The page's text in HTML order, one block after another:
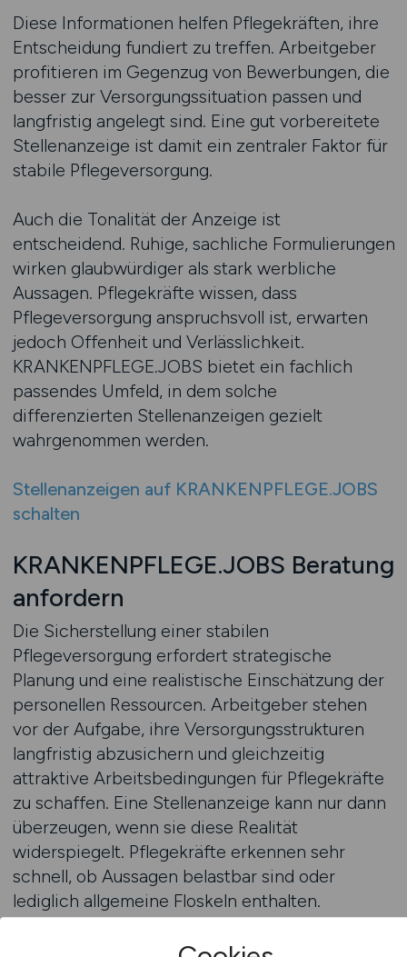
Diese Informationen helfen Pflegekräften, ihre
Entscheidung fundiert zu treffen. Arbeitgeber
profitieren im Gegenzug von Bewerbungen, die
besser zur Versorgungssituation passen und
langfristig angelegt sind. Eine gut vorbereitete
Stellenanzeige ist damit ein zentraler Faktor für
stabile Pflegeversorgung.
Auch die Tonalität der Anzeige ist
entscheidend. Ruhige, sachliche Formulierungen
wirken glaubwürdiger als stark werbliche
Aussagen. Pflegekräfte wissen, dass
Pflegeversorgung anspruchsvoll ist, erwarten
jedoch Offenheit und Verlässlichkeit.
KRANKENPFLEGE.JOBS bietet ein fachlich
passendes Umfeld, in dem solche
differenzierten Stellenanzeigen gezielt
wahrgenommen werden.
Stellenanzeigen auf KRANKENPFLEGE.JOBS
schalten
KRANKENPFLEGE.JOBS Beratung
anfordern
Die Sicherstellung einer stabilen
Pflegeversorgung erfordert strategische
Planung und eine realistische Einschätzung der
personellen Ressourcen. Arbeitgeber stehen
vor der Aufgabe, ihre Versorgungsstrukturen
langfristig abzusichern und gleichzeitig
attraktive Arbeitsbedingungen für Pflegekräfte
zu schaffen. Eine Stellenanzeige kann nur dann
überzeugen, wenn sie diese Realität
widerspiegelt. Pflegekräfte erkennen sehr
schnell, ob Aussagen belastbar sind oder
lediglich allgemeine Floskeln enthalten.
Gerade im Bereich der Pflegeversorgung ist